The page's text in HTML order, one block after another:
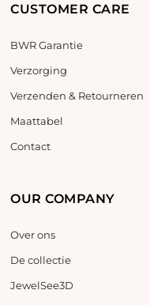
CUSTOMER CARE
BWR Garantie
Verzorging
Verzenden & Retourneren
Maattabel
Contact
OUR COMPANY
Over ons
De collectie
JewelSee3D